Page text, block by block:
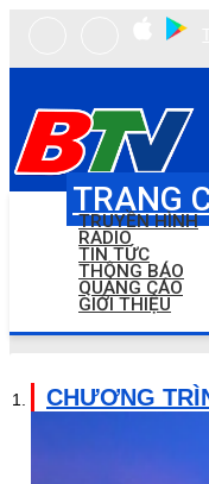
TRANG
TRUYỀN HÌNH
RADIO
TIN TỨC
THÔNG BÁO
QUẢNG CÁO
GIỚI THIỆU
CHƯƠNG